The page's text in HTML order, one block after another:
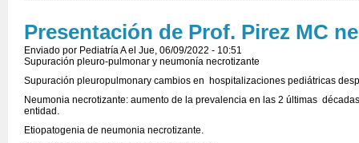
Presentación de Prof. Pirez MC
Enviado por Pediatría Ael Jue, 06/09/2022 - 10:51
Supuración pleuro-pulmonar y neumonía necrotizante
Supuración pleuropulmonary cambios en hospitalizaciones pediátricas
Neumonia necrotizante: aumento de la prevalencia en las 2 últimas
entidad.
Etiopatogenia de neumonia necrotizante.